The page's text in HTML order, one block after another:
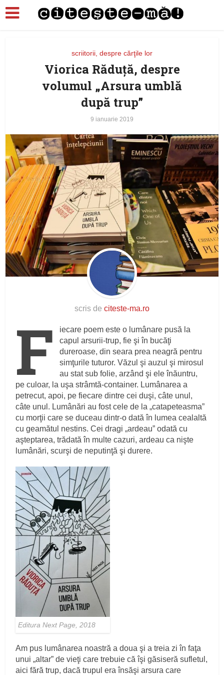
scriitorii, despre cărţile lor
Viorica Răduţă, despre
volumul „Arsura umblă
după trup”
9 ianuarie 2019
scris de citeste-ma.ro
F
iecare poem este o lumânare pusă la
capul arsurii-trup, fie şi în bucăţi
dureroase, din seara prea neagră pentru
simţurile tuturor. Văzul şi auzul şi mirosul
au stat sub folie, arzând şi ele înăuntru,
pe culoar, la uşa strâmtă-container. Lumânarea a
petrecut, apoi, pe fiecare dintre cei duşi, câte unul,
câte unul. Lumânări au fost cele de la „catapeteasma”
cu morţii care se duceau dintr-o dată în lumea cealaltă
cu geamătul nestins. Cei dragi „ardeau” odată cu
aşteptarea, trădată în multe cazuri, ardeau ca nişte
lumânări, scurşi de neputinţă şi durere.
Editura Next Page, 2018
Am pus lumânarea noastră a doua şi a treia zi în faţa
unui „altar” de vieţi care trebuie că îşi găsiseră sufletul,
aici fără trup, dacă trupul era însăşi arsura care